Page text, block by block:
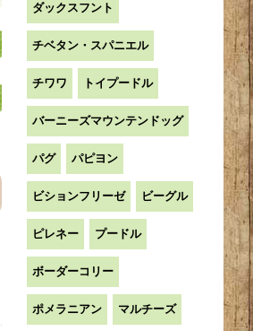
ダックスフント
チベタン・スパニエル
チワワ トイプードル
バーニーズマウンテンドッグ
パグ パピヨン
ビションフリーゼ ビーグル
ピレネー プードル
ボーダーコリー
ポメラニアン マルチーズ